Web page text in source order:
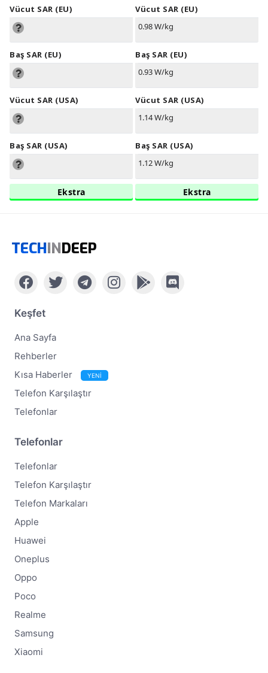
Vücut SAR (EU)
Baş SAR (EU)
Vücut SAR (USA)
Baş SAR (USA)
Ekstra
Vücut SAR (EU)
0.98 W/kg
Baş SAR (EU)
0.93 W/kg
Vücut SAR (USA)
1.14 W/kg
Baş SAR (USA)
1.12 W/kg
Ekstra
TECHINDEEP
Keşfet
Ana Sayfa
Rehberler
Kısa Haberler
YENİ
Telefon Karşılaştır
Telefonlar
Telefonlar
Telefonlar
Telefon Karşılaştır
Telefon Markaları
Apple
Huawei
Oneplus
Oppo
Poco
Realme
Samsung
Xiaomi